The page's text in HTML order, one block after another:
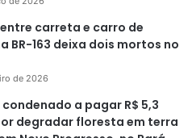
carreta e carro de
BR-163 deixa dois mortos no
de 2026
a pagar R$ 5,3
degradar floresta em terra